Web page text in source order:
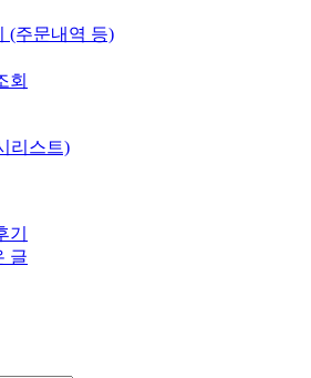
(주문내역 등)
회
리스트)
기
글